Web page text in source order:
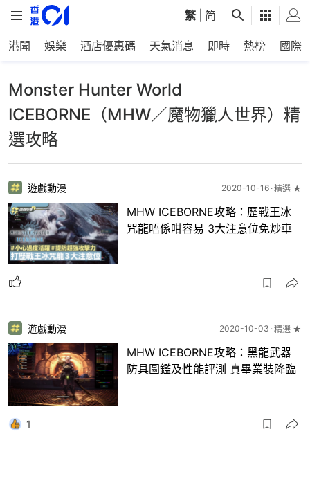
繁 简
港聞 娛樂 酒店優惠碼 天氣消息 即時 熱榜 國際
Monster Hunter World
ICEBORNE（MHW／魔物獵人世界）精
選攻略
遊戲動漫 2020-10-16 精選 ★
MHW ICEBORNE攻略：歷戰王冰
咒龍唔係咁容易 3大注意位免炒車
遊戲動漫 2020-10-03 精選 ★
MHW ICEBORNE攻略：黑龍武器
防具圖鑑及性能評測 真畢業裝降臨
1